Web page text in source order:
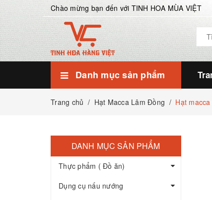
Chào mừng bạn đến với TINH HOA MÙA VIỆT
Danh mục sản phẩm
Trang chủ / Hạt Macca Lâm Đồng / Hạt
DANH MỤC SẢN PHẨM
Thực phẩm ( Đồ ăn)
Dụng cụ nấu nướng